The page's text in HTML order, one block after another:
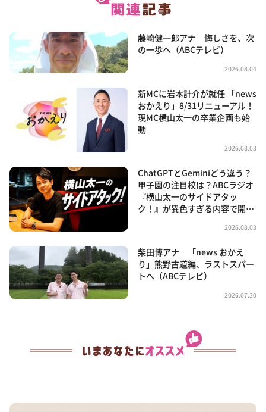
藤崎健一郎アナ 悔しさを、次
の一歩へ（ABCテレビ）
2026.08.04
新MCに岩本計介が就任 「news
おかえり」8/31リニューアル！
現MC横山太一の卒業企画も始
動
2026.08.03
ChatGPTとGeminiどう違う？
甲子園の注目校は？ABCラジオ
『横山太一のサイドアタッ
ク！』が異色すぎる内容で開…
2026.08.03
柴田博アナ 「news おかえ
り」熊野古道編、ラストスパー
トへ（ABCテレビ）
2026.07.30